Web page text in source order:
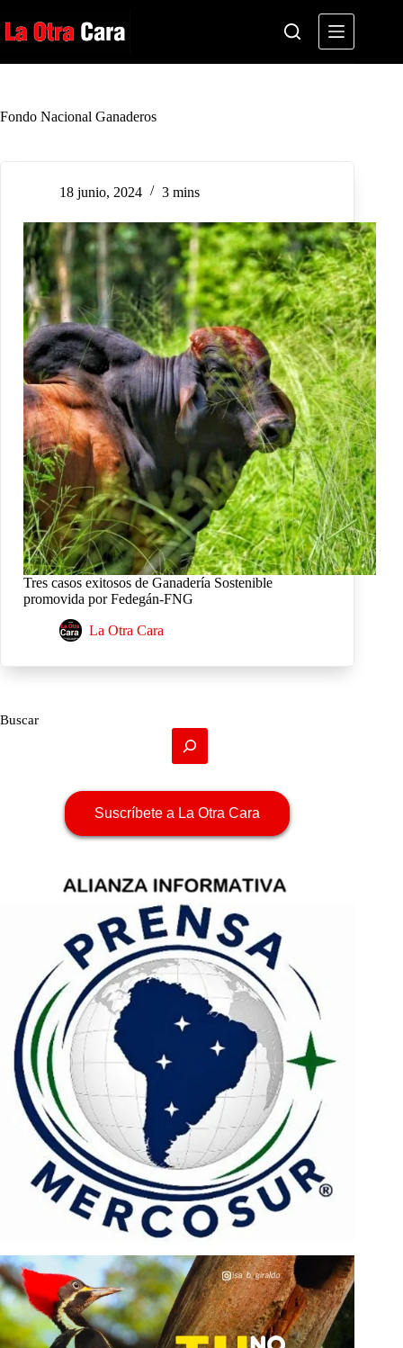
al
contenido
Fondo Nacional Ganaderos
18 junio, 2024 3 mins
Tres casos exitosos de Ganadería Sostenible
promovida por Fedegán-FNG
La Otra Cara
Buscar
Suscríbete a La Otra Cara